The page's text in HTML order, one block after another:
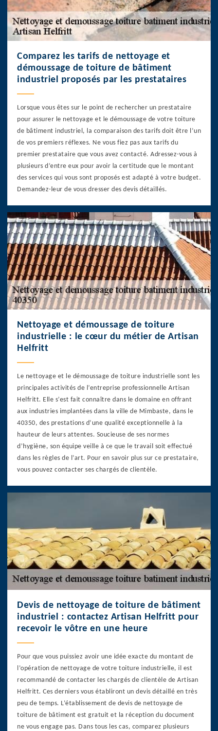
Comparez les tarifs de nettoyage et
démoussage de toiture de bâtiment
industriel proposés par les prestataires
Lorsque vous êtes sur le point de rechercher un prestataire
pour assurer le nettoyage et le démoussage de votre toiture
de bâtiment industriel, la comparaison des tarifs doit être l’un
de vos premiers réflexes. Ne vous fiez pas aux tarifs du
premier prestataire que vous avez contacté. Adressez-vous à
plusieurs d’entre eux pour avoir la certitude que le montant
des services qui vous sont proposés est adapté à votre budget.
Demandez-leur de vous dresser des devis détaillés.
Nettoyage et démoussage de toiture
industrielle : le cœur du métier de Artisan
Helfritt
Le nettoyage et le démoussage de toiture industrielle sont les
principales activités de l’entreprise professionnelle Artisan
Helfritt. Elle s’est fait connaître dans le domaine en offrant
aux industries implantées dans la ville de Mimbaste, dans le
40350, des prestations d’une qualité exceptionnelle à la
hauteur de leurs attentes. Soucieuse de ses normes
d’hygiène, son équipe veille à ce que le travail soit effectué
dans les règles de l’art. Pour en savoir plus sur ce prestataire,
vous pouvez contacter ses chargés de clientèle.
Devis de nettoyage de toiture de bâtiment
industriel : contactez Artisan Helfritt pour
recevoir le vôtre en une heure
Pour que vous puissiez avoir une idée exacte du montant de
l’opération de nettoyage de votre toiture industrielle, il est
recommandé de contacter les chargés de clientèle de Artisan
Helfritt. Ces derniers vous établiront un devis détaillé en très
peu de temps. L’établissement de devis de nettoyage de
toiture de bâtiment est gratuit et la réception du document
ne vous engage pas. Dans tous les cas, comparez plusieurs